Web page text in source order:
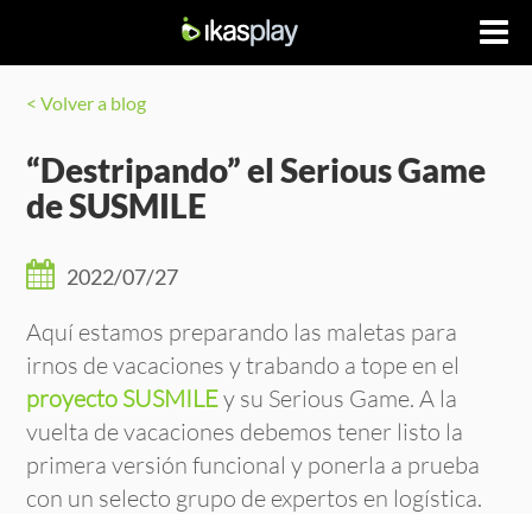
< Volver a blog
“Destripando” el Serious Game
de SUSMILE
2022/07/27
Aquí estamos preparando las maletas para
irnos de vacaciones y trabando a tope en el
proyecto SUSMILEy su Serious Game. A la
vuelta de vacaciones debemos tener listo la
primera versión funcional y ponerla a prueba
con un selecto grupo de expertos en logística.